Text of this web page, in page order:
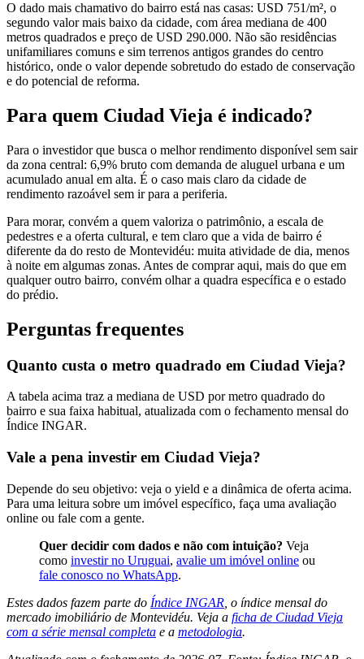
O dado mais chamativo do bairro está nas casas: USD 751/m², o
segundo valor mais baixo da cidade, com área mediana de 400
metros quadrados e preço de USD 290.000. Não são residências
unifamiliares comuns e sim terrenos antigos grandes do centro
histórico, onde o valor depende sobretudo do estado de conservação
e do potencial de reforma.
Para quem Ciudad Vieja é indicado?
Para o investidor que busca o melhor rendimento disponível sem sair
da zona central: 6,9% bruto com demanda de aluguel urbana e um
acumulado anual em alta. É o caso mais claro da cidade de
rendimento razoável sem ir para a periferia.
Para morar, convém a quem valoriza o patrimônio, a escala de
pedestres e a oferta cultural, e tem claro que a vida de bairro é
diferente da do resto de Montevidéu: muita atividade de dia, menos
à noite em algumas zonas. Antes de comprar aqui, mais do que em
qualquer outro bairro, convém olhar a quadra específica e o estado
do prédio.
Perguntas frequentes
Quanto custa o metro quadrado em Ciudad Vieja?
A tabela acima traz a mediana de USD por metro quadrado do
bairro e sua faixa habitual, atualizada com o fechamento mensal do
Índice INGAR.
Vale a pena investir em Ciudad Vieja?
Depende do seu objetivo: veja o yield e a dinâmica de oferta acima.
Para uma leitura sobre um imóvel específico, faça uma avaliação
online ou fale com a gente.
Quer decidir com dados e não com intuição? Veja
como investir no Uruguai, avalie um imóvel online ou
fale conosco no WhatsApp.
Estes dados fazem parte do Índice INGAR , o índice mensal do
mercado imobiliário de Montevidéu. Veja a ficha de Ciudad Vieja
com a série mensal completa e a metodologia.